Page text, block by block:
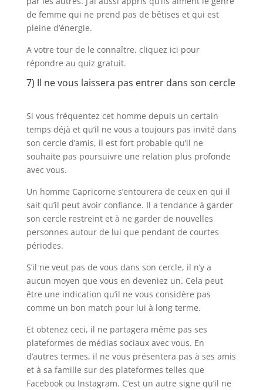
de femme qui ne prend pas de bêtises et qui est
pleine d’énergie.
A votre tour de le connaître, cliquez ici pour
répondre au quiz gratuit.
7) Il ne vous laissera pas entrer dans son cercle
Si vous fréquentez cet homme depuis un certain
temps déjà et qu’il ne vous a toujours pas invité dans
son cercle d’amis, il est fort probable qu’il ne
souhaite pas poursuivre une relation plus profonde
avec vous.
Un homme Capricorne s’entourera de ceux en qui il
sait qu’il peut avoir confiance. Il a tendance à garder
son cercle restreint et à ne garder de nouvelles
personnes autour de lui que pendant de courtes
périodes.
S’il ne veut pas de vous dans son cercle, il n’y a
aucun moyen que vous en deveniez un. Cela peut
être une indication qu’il ne vous considère pas
comme un bon match pour lui à long terme.
Et obtenez ceci, il ne partagera même pas ses
plateformes de médias sociaux avec vous. En
d’autres termes, il ne vous présentera pas à ses amis
et à sa famille sur des plateformes telles que
Facebook ou Instagram. C’est un autre signe qu’il ne